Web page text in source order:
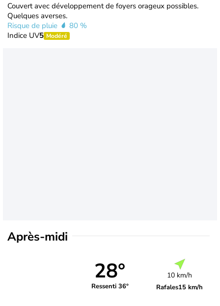
Couvert avec développement de foyers orageux possibles.
Quelques averses.
Risque de pluie
80 %
Indice UV5 Modéré
Après-midi
28°
Ressenti 36°
10 km/h
Rafales15 km/h